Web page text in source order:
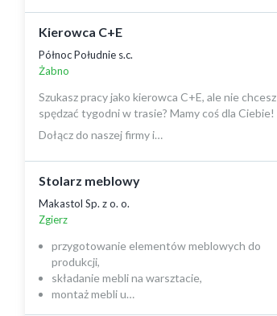
Kierowca C+E
Północ Południe s.c.
Żabno
Szukasz pracy jako kierowca C+E, ale nie chcesz
spędzać tygodni w trasie? Mamy coś dla Ciebie!
Dołącz do naszej firmy i…
Stolarz meblowy
Makastol Sp. z o. o.
Zgierz
przygotowanie elementów meblowych do
produkcji,
składanie mebli na warsztacie,
montaż mebli u…